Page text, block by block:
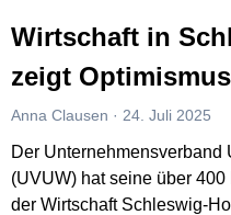
Wirtschaft in
zeigt Optimismus
Anna Clausen 24. Juli 2025
Der Unternehmensverband
(UVUW) hat seine über
der Wirtschaft Schleswig-